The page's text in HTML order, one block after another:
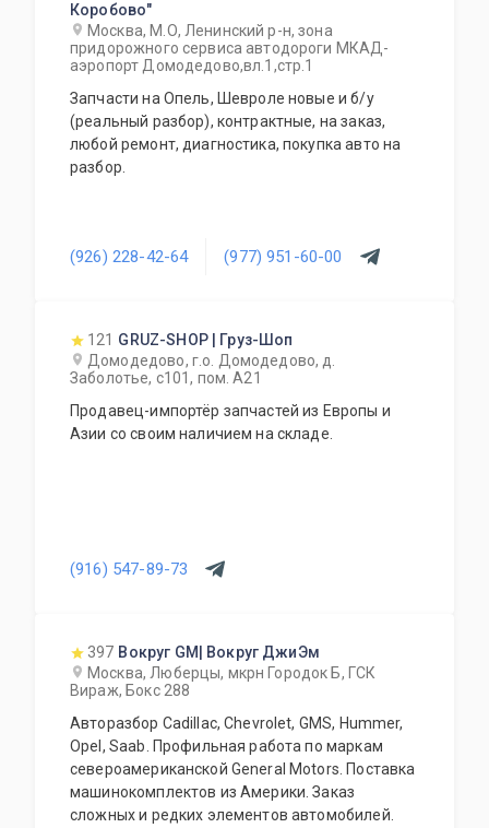
Коробово"
Москва, М.О, Ленинский р-н, зона
придорожного сервиса автодороги МКАД-
аэропорт Домодедово,вл.1,стр.1
Запчасти на Опель, Шевроле новые и б/у
(реальный разбор), контрактные, на заказ,
любой ремонт, диагностика, покупка авто на
разбор.
(926) 228-42-64 (977) 951-60-00
121 GRUZ-SHOP | Груз-Шоп
Домодедово, г.о. Домодедово, д.
Заболотье, с101, пом. А21
Продавец-импортёр запчастей из Европы и
Азии со своим наличием на складе.
(916) 547-89-73
397 Вокруг GM| Вокруг ДжиЭм
Москва, Люберцы, мкрн Городок Б, ГСК
Вираж, Бокс 288
Авторазбор Cadillac, Chevrolet, GMS, Hummer,
Opel, Saab. Профильная работа по маркам
североамериканской General Motors. Поставка
машинокомплектов из Америки. Заказ
сложных и редких элементов автомобилей.